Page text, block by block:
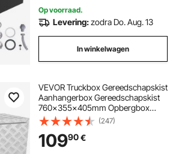
Op voorraad.
Levering:zodra Do. Aug. 13
In winkelwagen
VEVOR Truckbox Gereedschapskist
Aanhangerbox Gereedschapskist
760x355x405mm Opbergbox
voor pick-ups, Aluminium
traanplaat gereedschapskist met
slot en sleutels, Waterdichte
opbergbox voor aanhangers
(247)
10990€